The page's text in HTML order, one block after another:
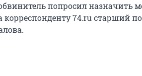
попросил назначить
корреспонденту 74.ru старший